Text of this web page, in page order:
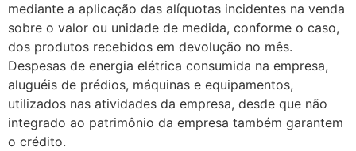
mediante a aplicação das alíquotas incidentes na venda
sobre o valor ou unidade de medida, conforme o caso,
dos produtos recebidos em devolução no mês.
Despesas de energia elétrica consumida na empresa,
aluguéis de prédios, máquinas e equipamentos,
utilizados nas atividades da empresa, desde que não
integrado ao patrimônio da empresa também garantem
o crédito.